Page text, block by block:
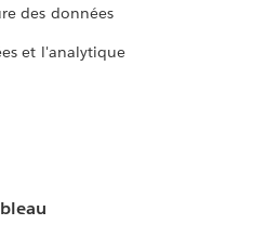
des données
et l'analytique